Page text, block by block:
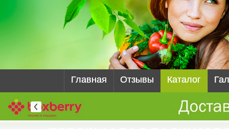
Главная Отзывы Каталог